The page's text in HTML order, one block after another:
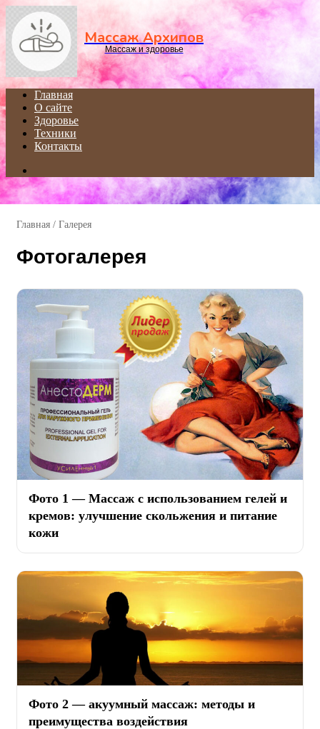
Массаж Архипов
Массаж и здоровье
Главная
О сайте
Здоровье
Техники
Контакты
for
Главная / Галерея
Фотогалерея
Фото 1 — Массаж с использованием гелей и
кремов: улучшение скольжения и питание
кожи
Фото 2 — акуумный массаж: методы и
преимущества воздействия